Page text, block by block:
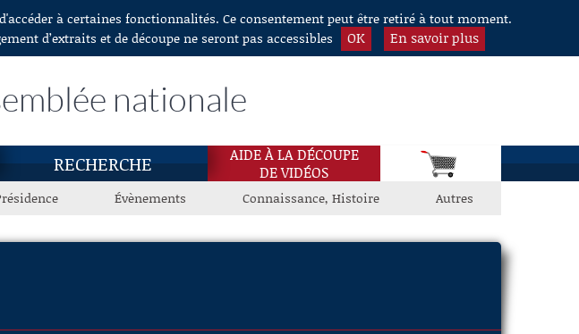
à certaines fonctionnalités. Ce consentement peut être retiré à tout moment.
d’extraits et de découpe ne seront pas accessibles
OK En savoir plus
nationale
RECHERCHE
AIDE À LA DÉCOUPE
DE VIDÉOS
Évènements Connaissance, Histoire Autres